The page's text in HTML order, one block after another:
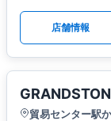
店舗情報
貿易センター駅